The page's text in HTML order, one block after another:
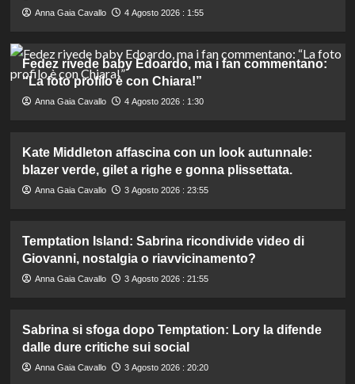
Anna Gaia Cavallo 4 Agosto 2026 : 1:55
Fedez rivede baby Edoardo, ma i fan commentano:
“La foto profilo è con Chiara!”
Anna Gaia Cavallo 4 Agosto 2026 : 1:30
Kate Middleton affascina con un look autunnale:
blazer verde, gilet a righe e gonna plissettata.
Anna Gaia Cavallo 3 Agosto 2026 : 23:55
Temptation Island: Sabrina ricondivide video di
Giovanni, nostalgia o riavvicinamento?
Anna Gaia Cavallo 3 Agosto 2026 : 21:55
Sabrina si sfoga dopo Temptation: Lory la difende
dalle dure critiche sui social
Anna Gaia Cavallo 3 Agosto 2026 : 20:20